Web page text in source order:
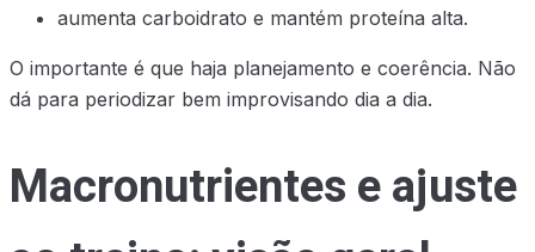
aumenta carboidrato e mantém proteína alta.
O importante é que haja planejamento e coerência. Não
dá para periodizar bem improvisando dia a dia.
Macronutrientes e ajuste